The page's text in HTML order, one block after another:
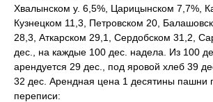
Хвалынском у. 6,5%, Царицынском 7,7%,
Кузнецком 11,3, Петровском 20,
28,3, Аткарском 29,1, Сердобском 31,2,
дес., на каждые 100 дес. надела. Из 100
арендуется 29 дес., под яровой хлеб 39
32 дес. Арендная цена 1 десятины пашни
переписи: